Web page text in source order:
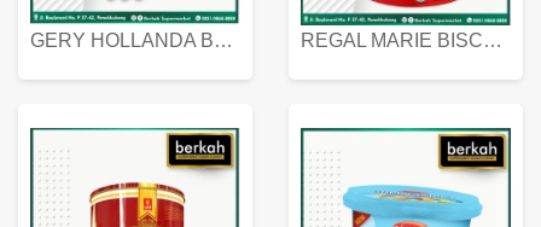
GERY HOLLANDA BUTTER COOKIES 450 GRAM REGAL MARIE BISCUIT KALENG 550 GRAM